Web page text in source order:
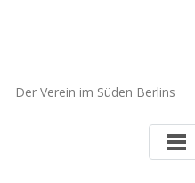
Der Verein im Süden Berlins